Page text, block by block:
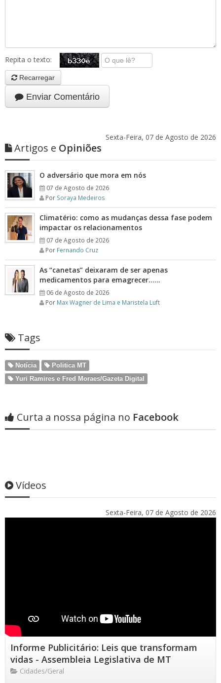
Repita o texto:
Recarregar
Enviar Comentário
Sexta-Feira, 07 de Agosto de 2026
Artigos e Opiniões
O adversário que mora em nós
07 de Agosto de 2026
Por Soraya Medeiros
Climatério: como as mudanças dessa fase podem
impactar os relacionamentos
07 de Agosto de 2026
Por Fernando Cruz
As “canetas” deixaram de ser apenas
medicamentos para emagrecer……
06 de Agosto de 2026
Por Max Wagner de Lima e Maristela Luft
Tags
Notícia
Politica MT
Yuri Ramires e Fred Moraes/Gazeta Digital
Curta a nossa página no Facebook
Vídeos
Sexta-Feira, 07 de Agosto de 2026
Informe Publicitário: Leis que transformam
vidas - Assembleia Legislativa de MT
Cidades/Geral